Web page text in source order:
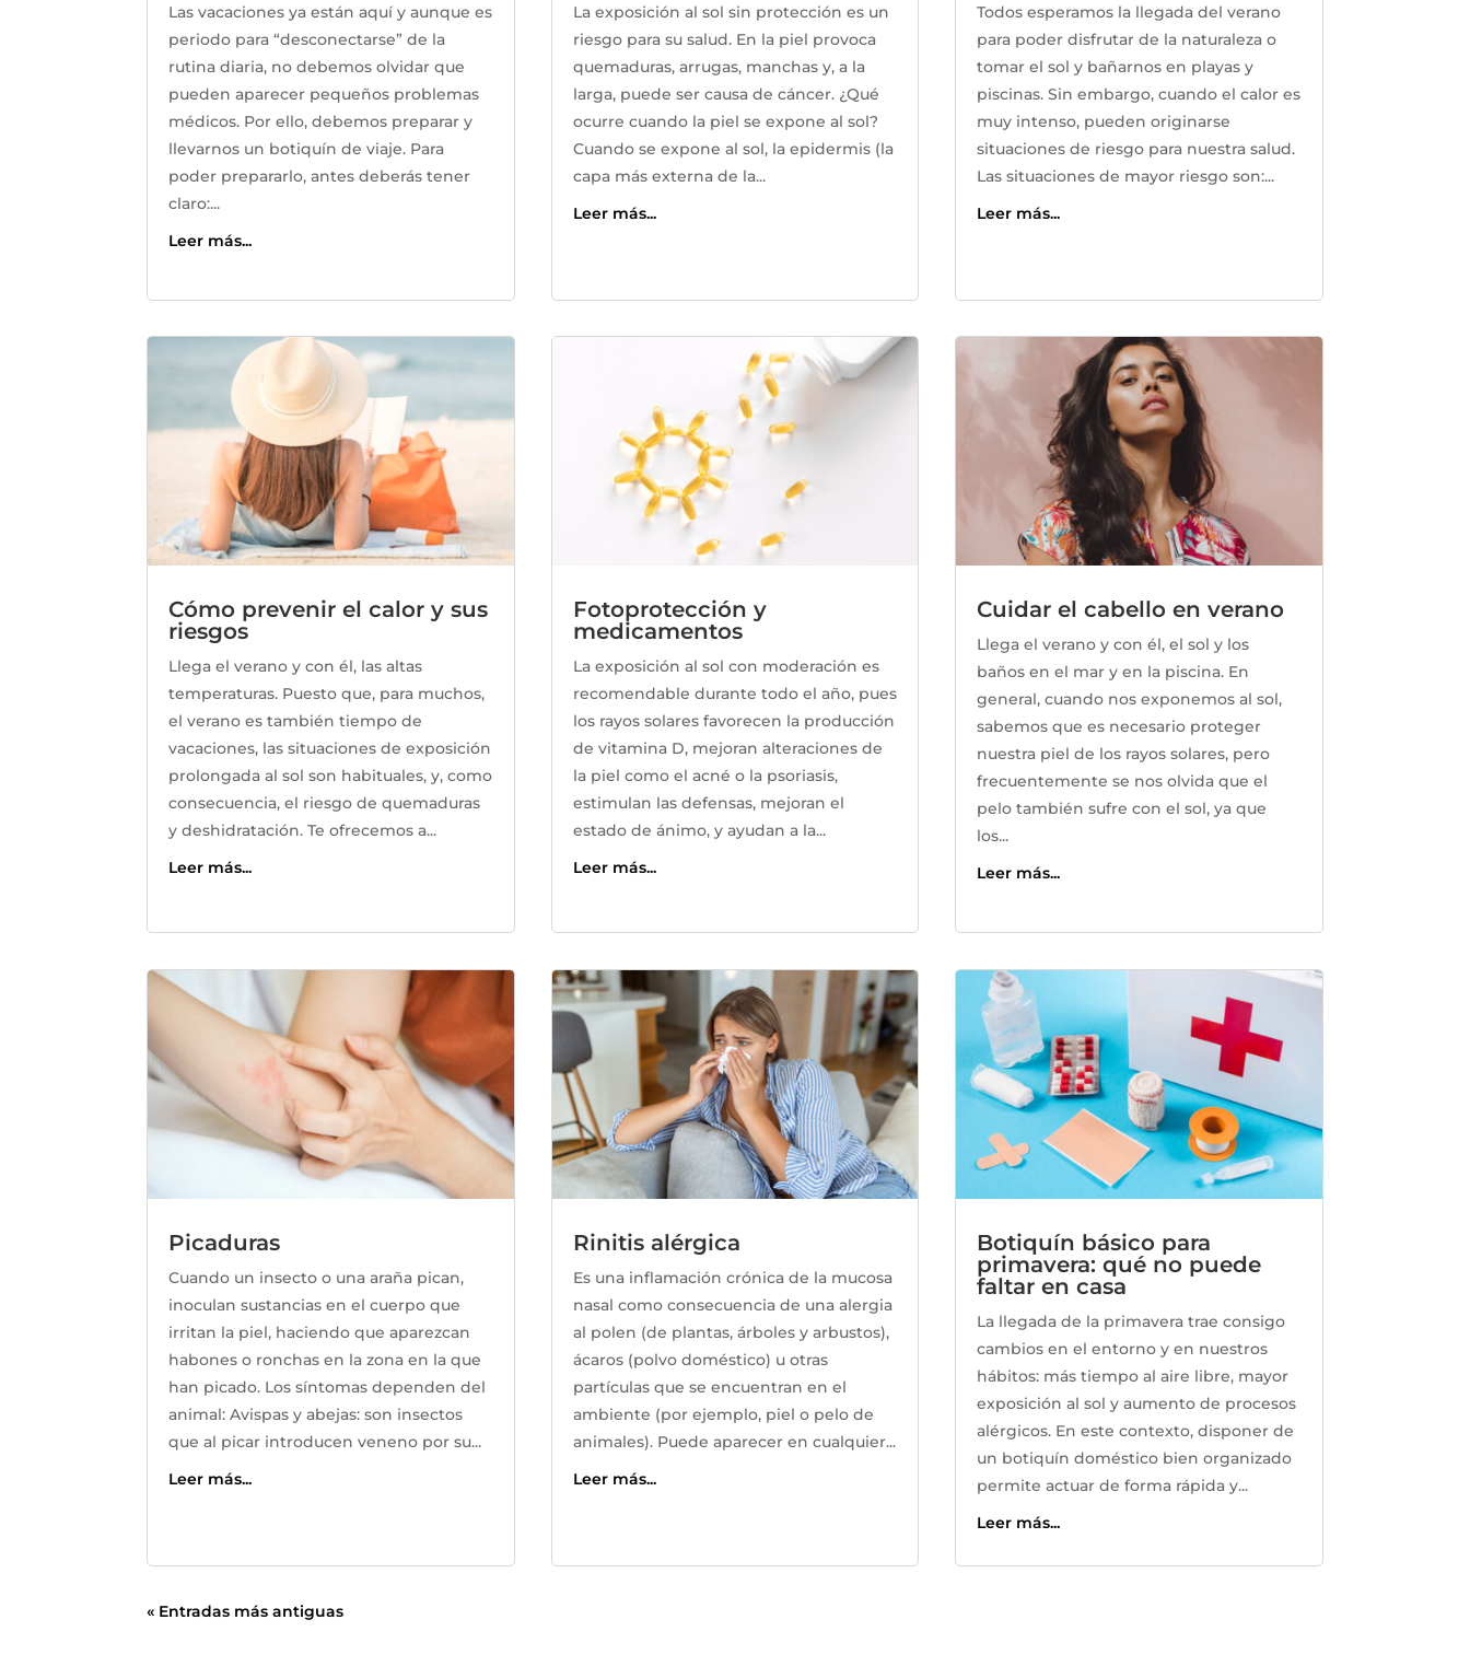
Las vacaciones ya están aquí y aunque es
periodo para “desconectarse” de la
rutina diaria, no debemos olvidar que
pueden aparecer pequeños problemas
médicos. Por ello, debemos preparar y
llevarnos un botiquín de viaje. Para
poder prepararlo, antes deberás tener
claro:...
Leer más...
Cómo prevenir el calor y sus
riesgos
Llega el verano y con él, las altas
temperaturas. Puesto que, para muchos,
el verano es también tiempo de
vacaciones, las situaciones de exposición
prolongada al sol son habituales, y, como
consecuencia, el riesgo de quemaduras
y deshidratación. Te ofrecemos a...
Leer más...
Picaduras
Cuando un insecto o una araña pican,
inoculan sustancias en el cuerpo que
irritan la piel, haciendo que aparezcan
habones o ronchas en la zona en la que
han picado. Los síntomas dependen del
animal: Avispas y abejas: son insectos
que al picar introducen veneno por su...
Leer más...
La exposición al sol sin protección es un
riesgo para su salud. En la piel provoca
quemaduras, arrugas, manchas y, a la
larga, puede ser causa de cáncer. ¿Qué
ocurre cuando la piel se expone al sol?
Cuando se expone al sol, la epidermis (la
capa más externa de la...
Leer más...
Fotoprotección y
medicamentos
La exposición al sol con moderación es
recomendable durante todo el año, pues
los rayos solares favorecen la producción
de vitamina D, mejoran alteraciones de
la piel como el acné o la psoriasis,
estimulan las defensas, mejoran el
estado de ánimo, y ayudan a la...
Leer más...
Rinitis alérgica
Es una inflamación crónica de la mucosa
nasal como consecuencia de una alergia
al polen (de plantas, árboles y arbustos),
ácaros (polvo doméstico) u otras
partículas que se encuentran en el
ambiente (por ejemplo, piel o pelo de
animales). Puede aparecer en cualquier...
Leer más...
Todos esperamos la llegada del verano
para poder disfrutar de la naturaleza o
tomar el sol y bañarnos en playas y
piscinas. Sin embargo, cuando el calor es
muy intenso, pueden originarse
situaciones de riesgo para nuestra salud.
Las situaciones de mayor riesgo son:...
Leer más...
Cuidar el cabello en verano
Llega el verano y con él, el sol y los
baños en el mar y en la piscina. En
general, cuando nos exponemos al sol,
sabemos que es necesario proteger
nuestra piel de los rayos solares, pero
frecuentemente se nos olvida que el
pelo también sufre con el sol, ya que
los...
Leer más...
Botiquín básico para
primavera: qué no puede
faltar en casa
La llegada de la primavera trae consigo
cambios en el entorno y en nuestros
hábitos: más tiempo al aire libre, mayor
exposición al sol y aumento de procesos
alérgicos. En este contexto, disponer de
un botiquín doméstico bien organizado
permite actuar de forma rápida y...
Leer más...
« Entradas más antiguas